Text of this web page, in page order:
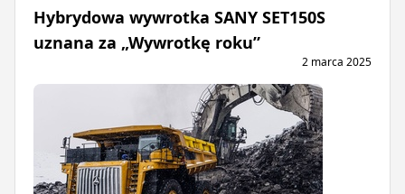
Hybrydowa wywrotka SANY SET150S
uznana za „Wywrotkę roku”
2 marca 2025